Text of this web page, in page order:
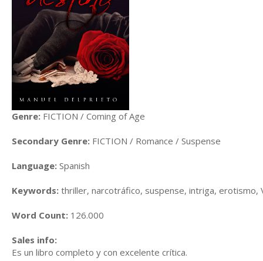
Genre: FICTION / Coming of Age
Secondary Genre: FICTION / Romance / Suspense
Language: Spanish
Keywords: thriller, narcotráfico, suspense, intriga, erotismo,
Word Count: 126.000
Sales info:
Es un libro completo y con excelente crítica.